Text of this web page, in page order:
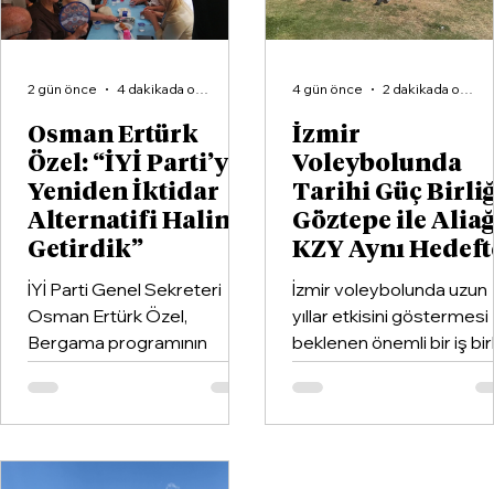
Osman Ertürk
Özel: “İYİ Parti’yi
Yeniden İktidar
Alternatifi Haline
Getirdik”
İYİ Parti Genel Sekreteri
Osman Ertürk Özel,
Bergama programının
ardından geldiği Dikili’de
partisinin ilçe teşkilatıyla
buluştu.
2 gün önce 4 dakikada okunur
İzmir
Voleybolunda
Tarihi Güç
Göztepe ile
KZY Aynı
İzmir voleybolunda uzun
yıllar etkisini göstermesi
beklenen önemli bir iş
hayata geçirildi. Kentin
kulüplerinden Göztepe
Spor Kulübü ile İzmir'in en
4 gün önce 2 dakikada okunur